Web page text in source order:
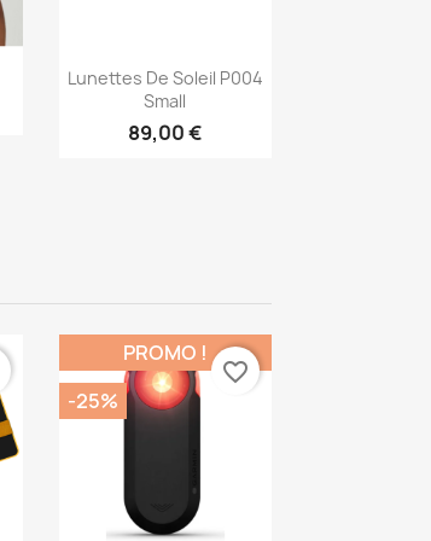
Aperçu rapide
Lunettes De Soleil P004
Small
89,00 €
PROMO !
-25%
favorite_border